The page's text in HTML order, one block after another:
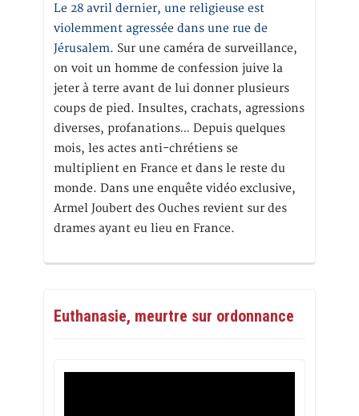
Le 28 avril dernier, une religieuse est
violemment agressée dans une rue de
Jérusalem. Sur une caméra de surveillance,
on voit un homme de confession juive la
jeter à terre avant de lui donner plusieurs
coups de pied. Insultes, crachats, agressions
diverses, profanations… Depuis quelques
mois, les actes anti-chrétiens se
multiplient en France et dans le reste du
monde. Dans une enquête vidéo exclusive,
Armel Joubert des Ouches revient sur des
drames ayant eu lieu en France.
Euthanasie, meurtre sur ordonnance